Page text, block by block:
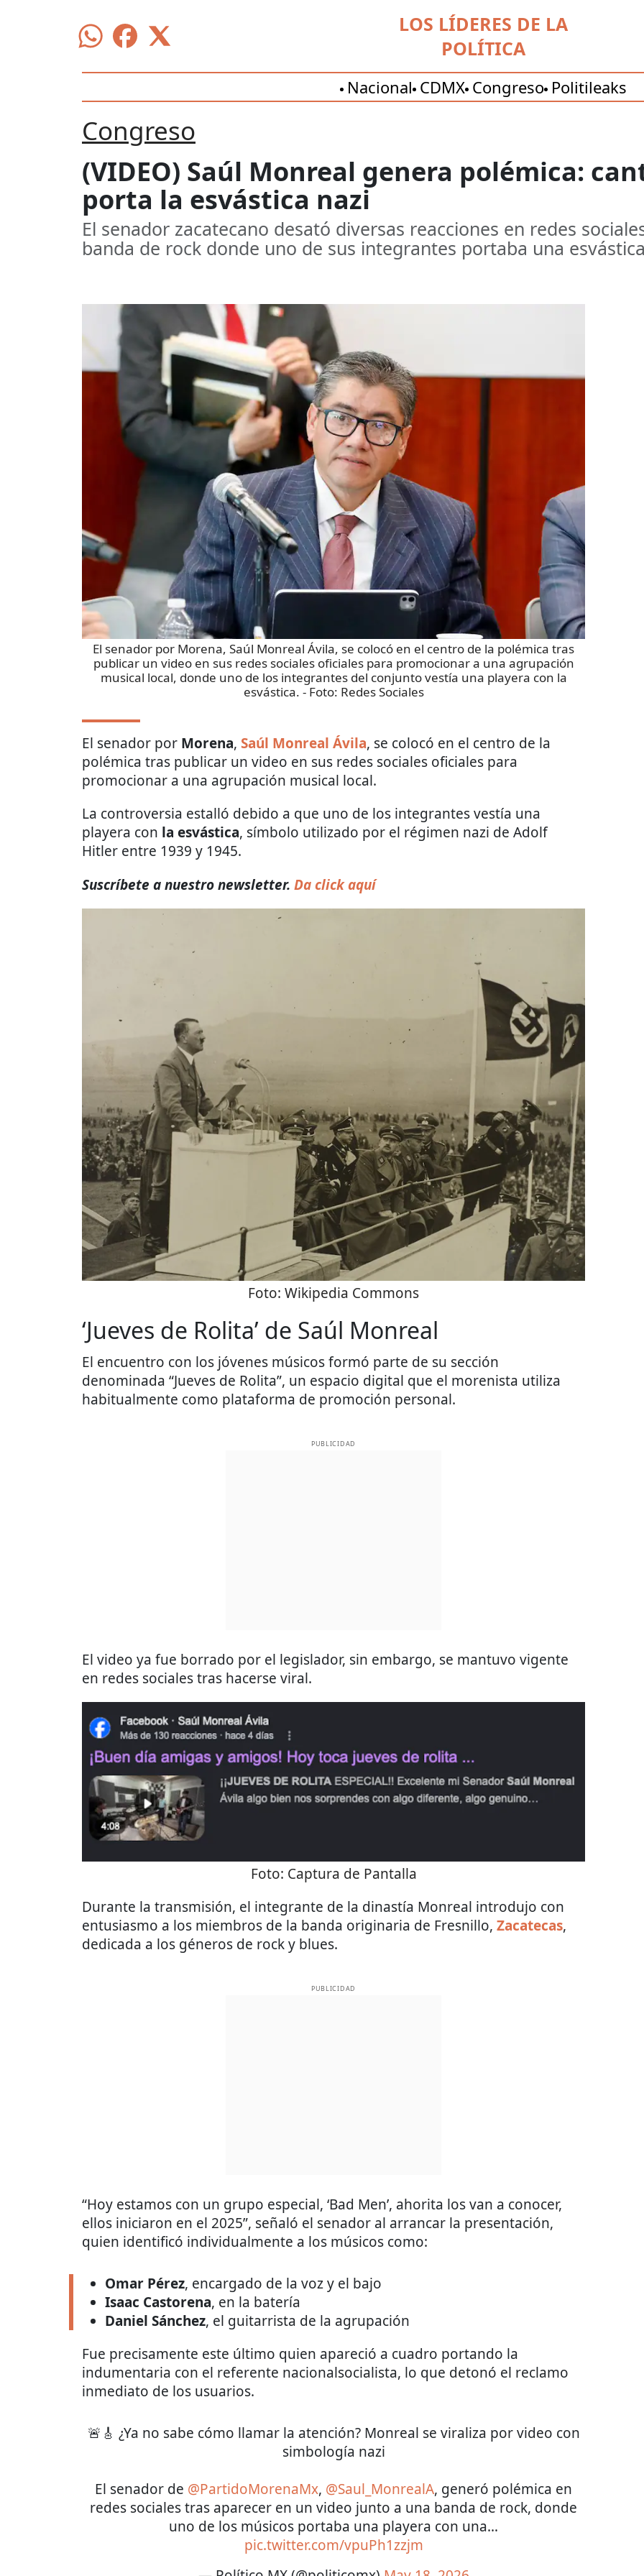
LOS LÍDERES DE LA
POLÍTICA
Nacional CDMX Congreso Politileaks
Congreso
(VIDEO) Saúl Monreal genera polémica:
porta la esvástica nazi
El senador zacatecano desató diversas reacciones en redes
banda de rock donde uno de sus integrantes portaba una
El senador por Morena, Saúl Monreal Ávila, se colocó en el centro de la polémica tras
publicar un video en sus redes sociales oficiales para promocionar a una agrupación
musical local, donde uno de los integrantes del conjunto vestía una playera con la
esvástica. - Foto: Redes Sociales
El senador por Morena, Saúl Monreal Ávila, se colocó en el centro de la
polémica tras publicar un video en sus redes sociales oficiales para
promocionar a una agrupación musical local.
La controversia estalló debido a que uno de los integrantes vestía una
playera con la esvástica, símbolo utilizado por el régimen nazi de Adolf
Hitler entre 1939 y 1945.
Suscríbete a nuestro newsletter. Da click aquí
Foto: Wikipedia Commons
‘Jueves de Rolita’ de Saúl Monreal
El encuentro con los jóvenes músicos formó parte de su sección
denominada “Jueves de Rolita”, un espacio digital que el morenista utiliza
habitualmente como plataforma de promoción personal.
PUBLICIDAD
El video ya fue borrado por el legislador, sin embargo, se mantuvo vigente
en redes sociales tras hacerse viral.
Foto: Captura de Pantalla
Durante la transmisión, el integrante de la dinastía Monreal introdujo con
entusiasmo a los miembros de la banda originaria de Fresnillo, Zacatecas,
dedicada a los géneros de rock y blues.
PUBLICIDAD
“Hoy estamos con un grupo especial, ‘Bad Men’, ahorita los van a conocer,
ellos iniciaron en el 2025”, señaló el senador al arrancar la presentación,
quien identificó individualmente a los músicos como:
Omar Pérez, encargado de la voz y el bajo
Isaac Castorena, en la batería
Daniel Sánchez, el guitarrista de la agrupación
Fue precisamente este último quien apareció a cuadro portando la
indumentaria con el referente nacionalsocialista, lo que detonó el reclamo
inmediato de los usuarios.
🚨🎸 ¿Ya no sabe cómo llamar la atención? Monreal se viraliza por video con
simbología nazi
El senador de @PartidoMorenaMx, @Saul_MonrealA, generó polémica en
redes sociales tras aparecer en un video junto a una banda de rock, donde
uno de los músicos portaba una playera con una…
pic.twitter.com/vpuPh1zzjm